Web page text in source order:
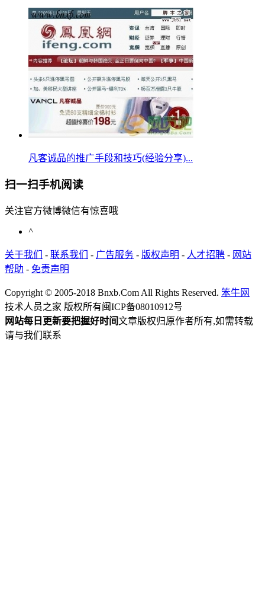
凡客诚品的推广手段和技巧(经验分享)...
扫一扫手机阅读
关注官方微博微信有惊喜哦
^
关于我们 - 联系我们 - 广告服务 - 版权声明 - 人才招聘 - 网站
帮助 - 免责声明
Copyright © 2005-2018 Bnxb.Com All Rights Reserved. 笨牛网
技术人员之家 版权所有闽ICP备08010912号
网站每日更新要把握好时间文章版权归原作者所有,如需转载
请与我们联系